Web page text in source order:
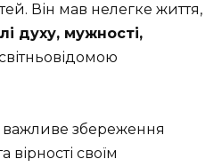
Він мав нелегке життя,
духу, мужності,
важливе збереження
вірності своїм